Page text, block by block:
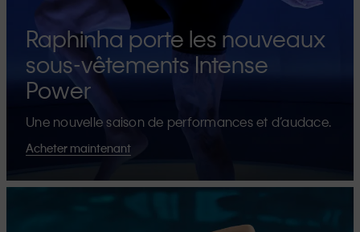
Raphinha porte les nouveaux
sous-vêtements Intense
Power
Une nouvelle saison de performances et d’audace.
Acheter maintenant